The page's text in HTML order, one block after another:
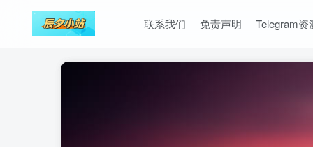
联系我们 免责声明 Telegram资